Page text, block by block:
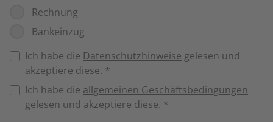
Rechnung
Bankeinzug
Ich habe die Datenschutzhinweise gelesen und
akzeptiere diese. *
Ich habe die allgemeinen Geschäftsbedingungen
gelesen und akzeptiere diese. *